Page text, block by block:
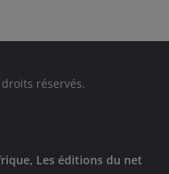
réservés.
Les éditions du net